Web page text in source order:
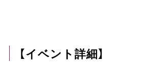
【イベント詳細】